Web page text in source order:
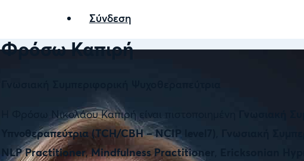
Σύνδεση
Φρόσω Καπιρή
Η Φρόσω Νικολάου Καπιρή είναι πιστοποιημένη
Γνωσιακή
Υπνοθεραπεύτρια (TCH/CBH – NCIP level7)
Γνωσιακή
NLP Practitioner,Mindfulness Practitioner Ericksonian